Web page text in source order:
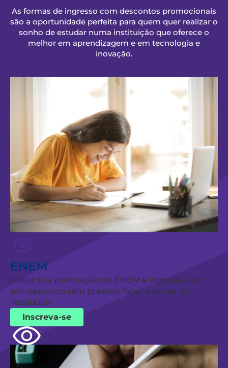
As formas de ingresso com descontos promocionais
são a oportunidade perfeita para quem quer realizar o
sonho de estudar numa instituição que oferece o
melhor em aprendizagem e em tecnologia e
inovação.
ENEM
Utilize sua pontuação do ENEM e ingresse com
um desconto sem precisar fazer a prova do
vestibular.
Inscreva-se